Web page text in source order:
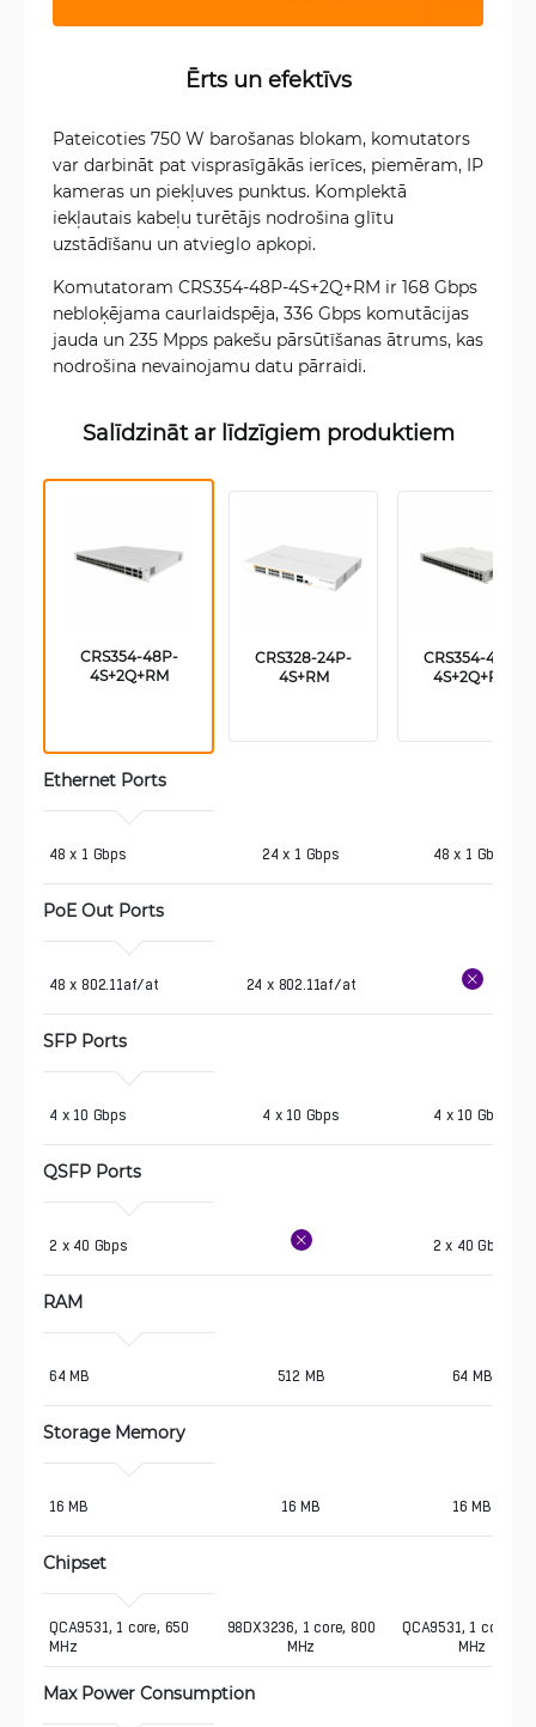
Ērts un efektīvs
Pateicoties 750 W barošanas blokam, komutators
var darbināt pat visprasīgākās ierīces, piemēram, IP
kameras un piekļuves punktus. Komplektā
iekļautais kabeļu turētājs nodrošina glītu
uzstādīšanu un atvieglo apkopi.
Komutatoram CRS354-48P-4S+2Q+RM ir 168 Gbps
nebloķējama caurlaidspēja, 336 Gbps komutācijas
jauda un 235 Mpps pakešu pārsūtīšanas ātrums, kas
nodrošina nevainojamu datu pārraidi.
Salīdzināt ar līdzīgiem produktiem
CRS354-48P-
4S+2Q+RM
CRS328-24P-
4S+RM
CRS354-48G-
4S+2Q+RM
Ethernet Ports
48 x 1 Gbps 24 x 1 Gbps 48 x 1 Gbps
PoE Out Ports
48 x 802.11af/at 24 x 802.11af/at
SFP Ports
4 x 10 Gbps 4 x 10 Gbps 4 x 10 Gbps
QSFP Ports
2 x 40 Gbps 2 x 40 Gbps
RAM
64 MB 512 MB 64 MB
Storage Memory
16 MB 16 MB 16 MB
Chipset
QCA9531, 1 core, 650
MHz
98DX3236, 1 core, 800
MHz
QCA9531, 1 core,
MHz
Max Power Consumption